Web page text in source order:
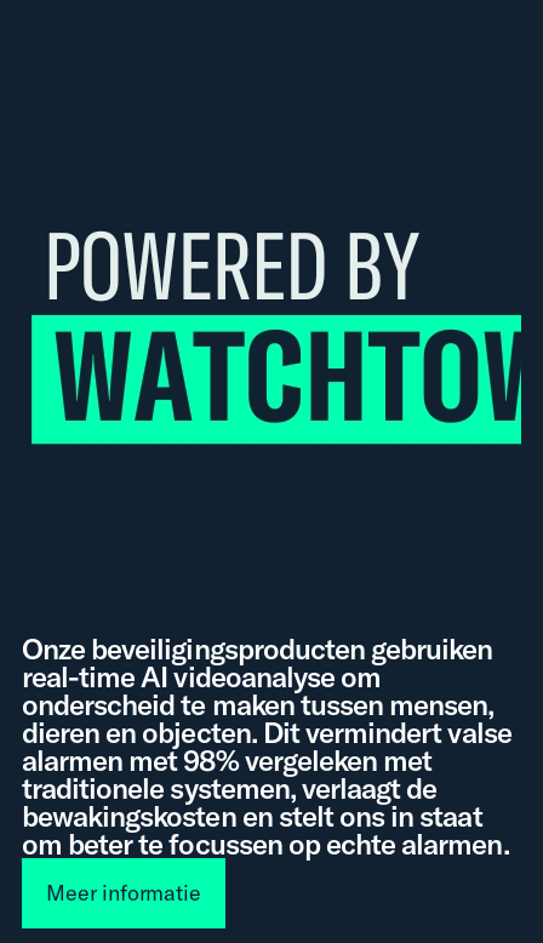
Onze beveiligingsproducten gebruiken
real-time AI videoanalyse om
onderscheid te maken tussen mensen,
dieren en objecten. Dit vermindert valse
alarmen met 98% vergeleken met
traditionele systemen, verlaagt de
bewakingskosten en stelt ons in staat
om beter te focussen op echte alarmen.
Meer informatie